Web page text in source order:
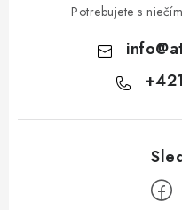
Potrebujete s
info@